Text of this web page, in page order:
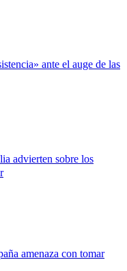
ante el auge de las
advierten sobre los
amenaza con tomar